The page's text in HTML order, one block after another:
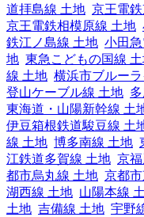
道拝島線 土地 京王電
京王電鉄相模原線 土地
鉄江ノ島線 土地 小田
地 東急こどもの国線
線 土地 横浜市ブルー
登山ケーブル線 土地
東海道・山陽新幹線 土
伊豆箱根鉄道駿豆線 土
線 土地 博多南線 土地
江鉄道多賀線 土地 京
都市烏丸線 土地 京都
湖西線 土地 山陽本線
土地 吉備線 土地 宇野